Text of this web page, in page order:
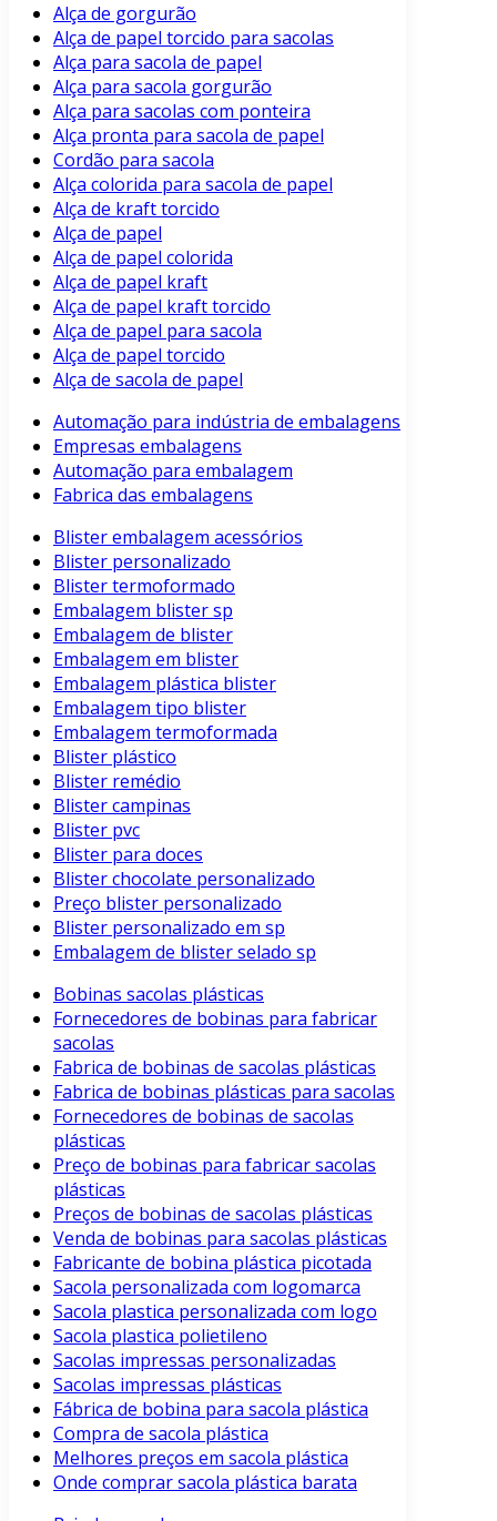
Alça de gorgurão
Alça de papel torcido para sacolas
Alça para sacola de papel
Alça para sacola gorgurão
Alça para sacolas com ponteira
Alça pronta para sacola de papel
Cordão para sacola
Alça colorida para sacola de papel
Alça de kraft torcido
Alça de papel
Alça de papel colorida
Alça de papel kraft
Alça de papel kraft torcido
Alça de papel para sacola
Alça de papel torcido
Alça de sacola de papel
Automação para indústria de embalagens
Empresas embalagens
Automação para embalagem
Fabrica das embalagens
Blister embalagem acessórios
Blister personalizado
Blister termoformado
Embalagem blister sp
Embalagem de blister
Embalagem em blister
Embalagem plástica blister
Embalagem tipo blister
Embalagem termoformada
Blister plástico
Blister remédio
Blister campinas
Blister pvc
Blister para doces
Blister chocolate personalizado
Preço blister personalizado
Blister personalizado em sp
Embalagem de blister selado sp
Bobinas sacolas plásticas
Fornecedores de bobinas para fabricar
sacolas
Fabrica de bobinas de sacolas plásticas
Fabrica de bobinas plásticas para sacolas
Fornecedores de bobinas de sacolas
plásticas
Preço de bobinas para fabricar sacolas
plásticas
Preços de bobinas de sacolas plásticas
Venda de bobinas para sacolas plásticas
Fabricante de bobina plástica picotada
Sacola personalizada com logomarca
Sacola plastica personalizada com logo
Sacola plastica polietileno
Sacolas impressas personalizadas
Sacolas impressas plásticas
Fábrica de bobina para sacola plástica
Compra de sacola plástica
Melhores preços em sacola plástica
Onde comprar sacola plástica barata